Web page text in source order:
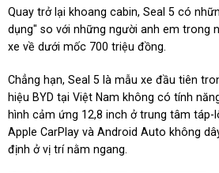
Quay trở lại khoang cabin, Seal 5 có
dụng" so với những người anh em trong
xe về dưới mốc 700 triệu đồng.
Chẳng hạn, Seal 5 là mẫu xe đầu tiên
hiệu BYD tại Việt Nam không có tính
hình cảm ứng 12,8 inch ở trung tâm táp-
Apple CarPlay và Android Auto không
định ở vị trí nằm ngang.